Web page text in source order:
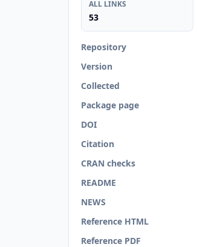
ALL LINKS
53
Repository
Version
Collected
Package page
DOI
Citation
CRAN checks
README
NEWS
Reference HTML
Reference PDF